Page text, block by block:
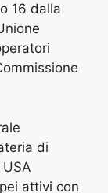
16 dalla
di
attivi con